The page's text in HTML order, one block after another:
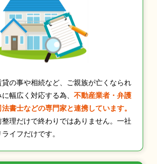
の事や相続など、ご親族が亡くなられ
幅広く対応する為、 不動産業者・弁護
書士などの専門家と連携しています。
理だけで終わりではありません。一社
イフだけです。